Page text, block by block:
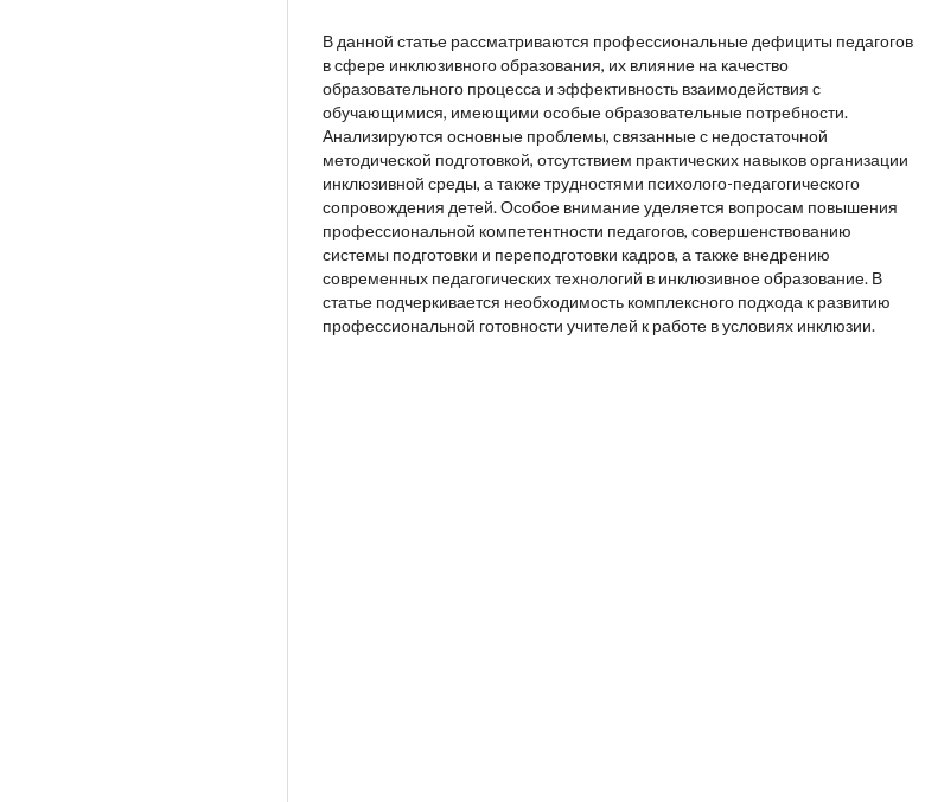
В данной статье рассматриваются профессиональные дефициты педагогов
в сфере инклюзивного образования, их влияние на качество
образовательного процесса и эффективность взаимодействия с
обучающимися, имеющими особые образовательные потребности.
Анализируются основные проблемы, связанные с недостаточной
методической подготовкой, отсутствием практических навыков организации
инклюзивной среды, а также трудностями психолого-педагогического
сопровождения детей. Особое внимание уделяется вопросам повышения
профессиональной компетентности педагогов, совершенствованию
системы подготовки и переподготовки кадров, а также внедрению
современных педагогических технологий в инклюзивное образование. В
статье подчеркивается необходимость комплексного подхода к развитию
профессиональной готовности учителей к работе в условиях инклюзии.